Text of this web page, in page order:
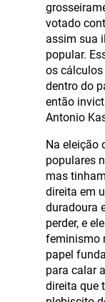
votado
assim sua
popular.
os
dentro do
então
Antonio
Na eleição
populares
mas
direita em
duradoura
perder, e
feminismo
papel
para calar
direita que